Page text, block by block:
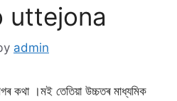
uttejona
admin
কথা ।মই তেতিয়া উচ্চতৰ মাধ্যমিক